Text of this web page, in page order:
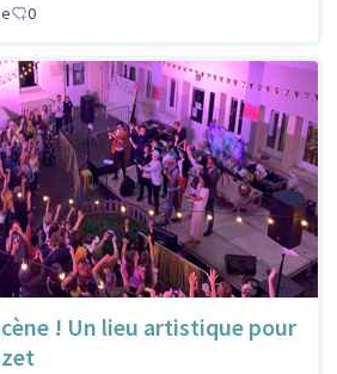
0
! Un lieu artistique pour